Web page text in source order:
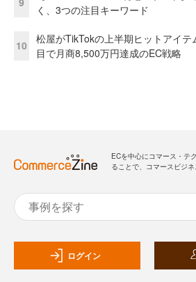
く、3つの注目キーワード
10
松屋がTikTokの上半期ヒットアイテ
目で月商8,500万円達成のEC戦略
ECを中心にコマース・テ
ることで、コマースビジネ
ログイン